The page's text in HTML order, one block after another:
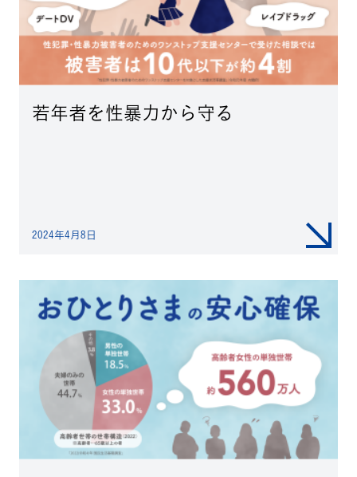
若年者を性暴力から守る
2024年4月8日